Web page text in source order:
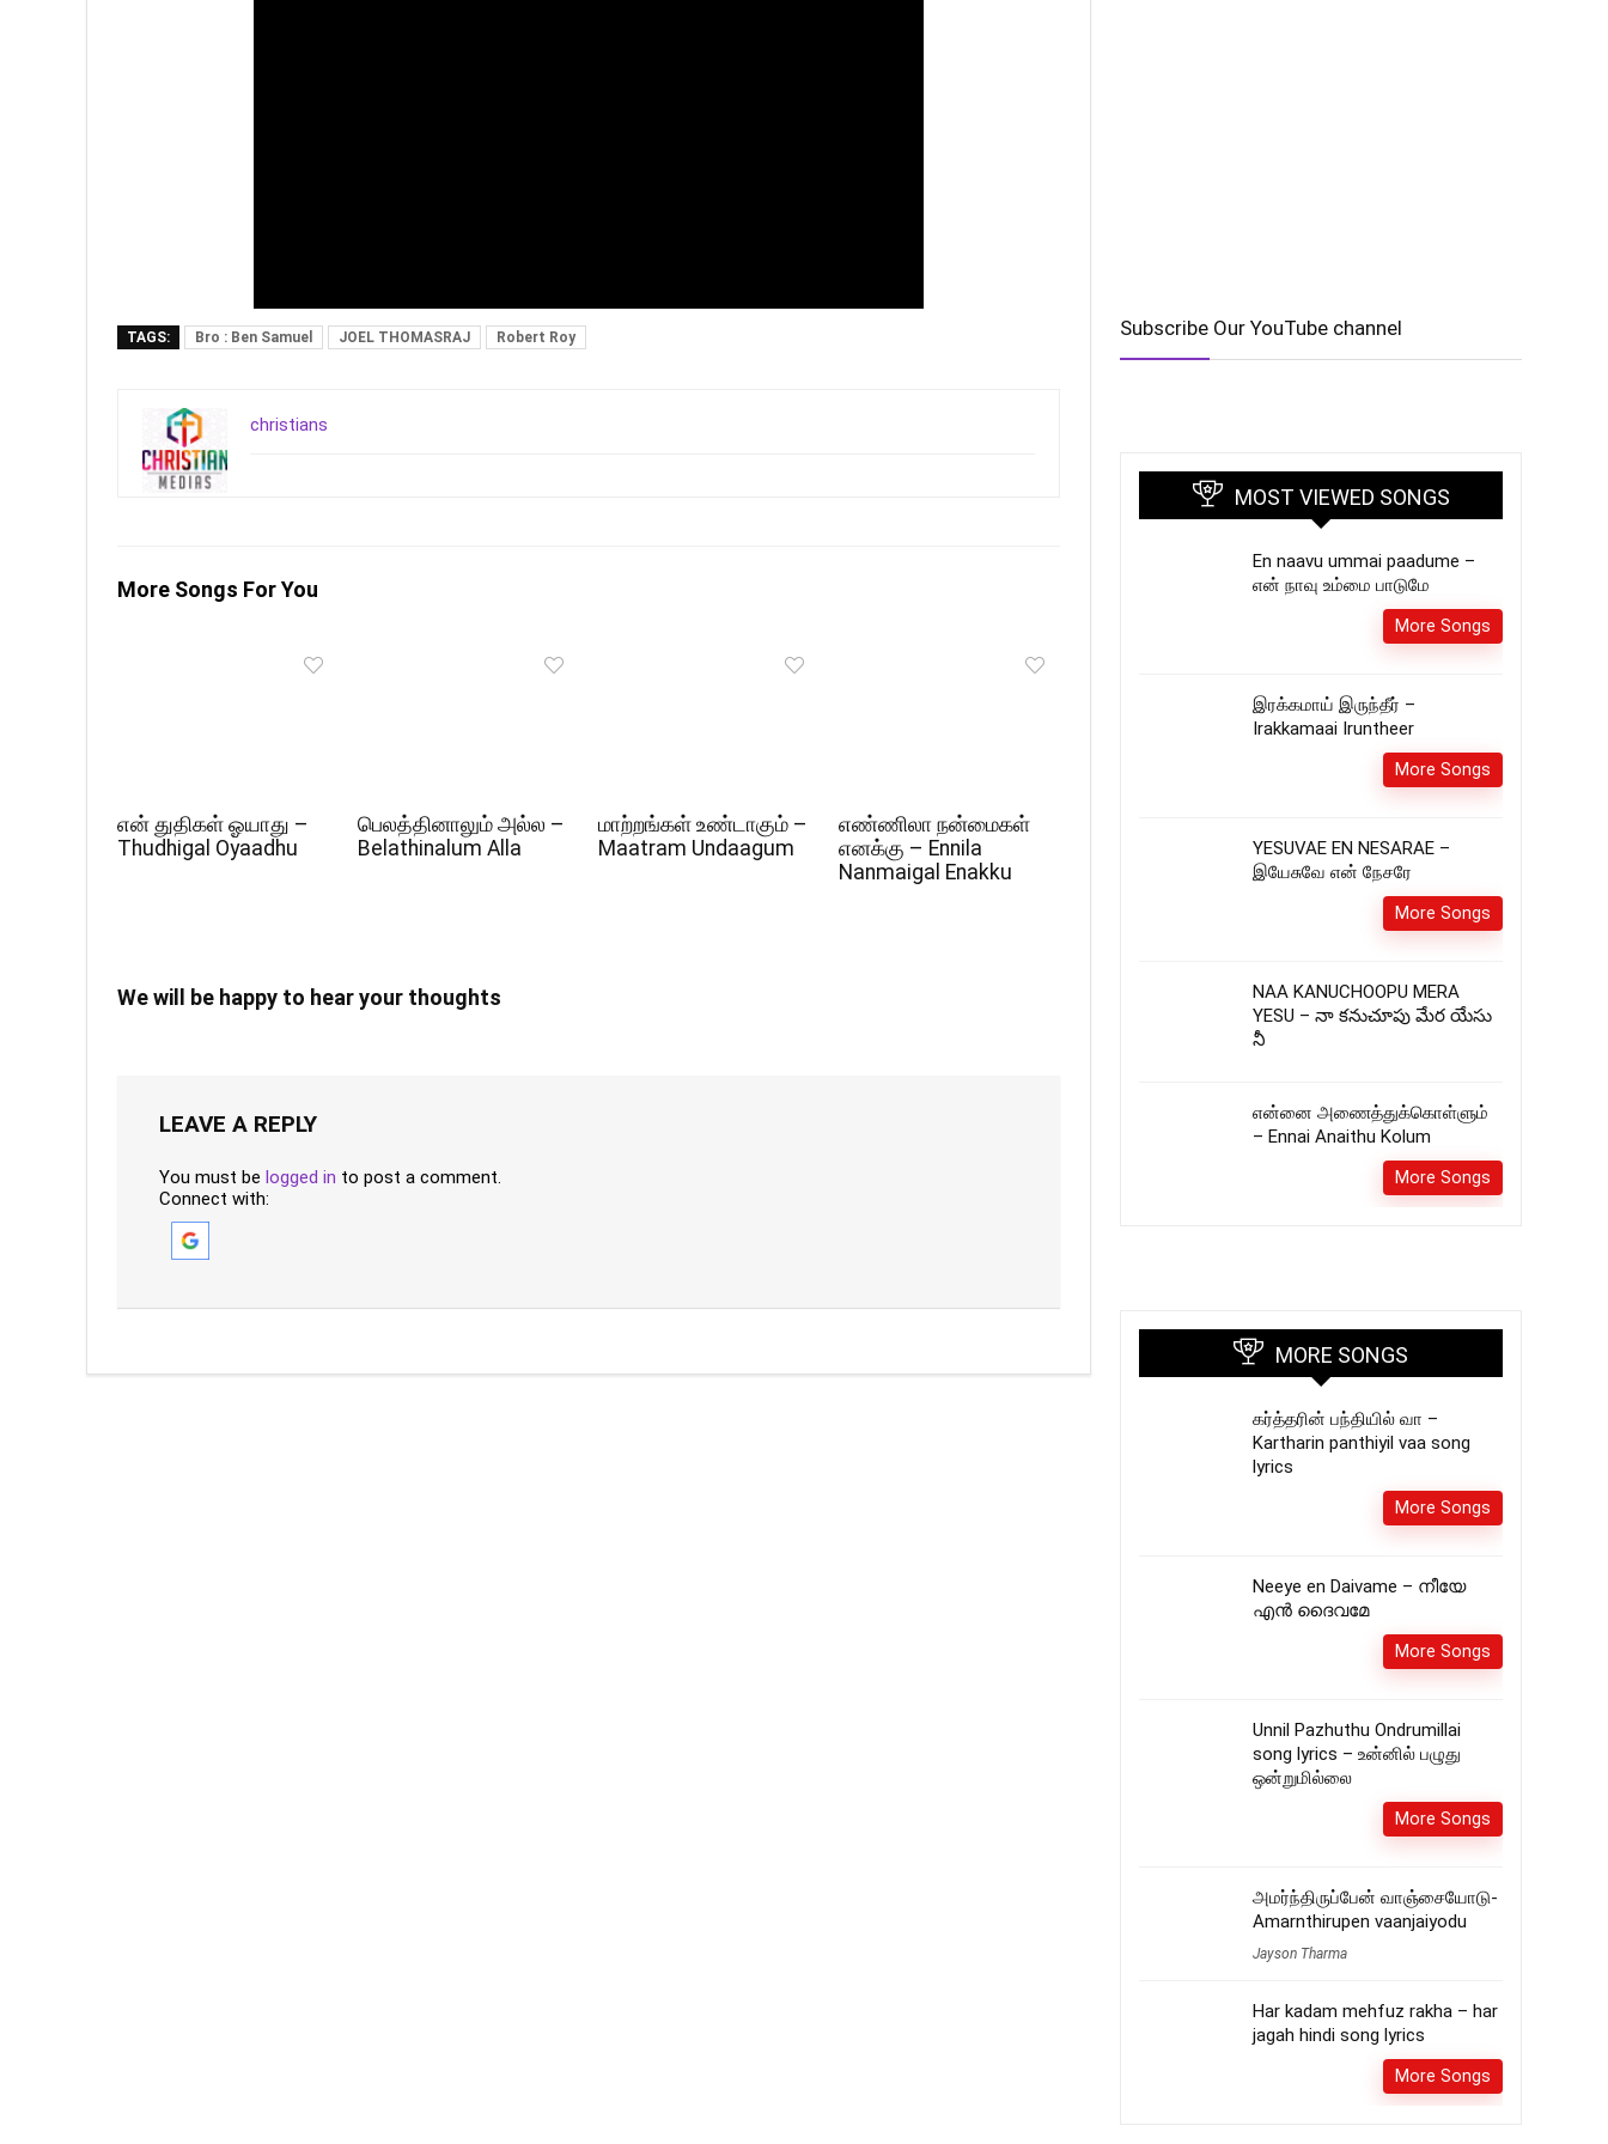
TAGS: Bro : Ben Samuel JOEL THOMASRAJ Robert Roy
christians
More Songs For You
என் துதிகள் ஓயாது –
Thudhigal Oyaadhu
பெலத்தினாலும் அல்ல –
Belathinalum Alla
மாற்றங்கள் உண்டாகும் –
Maatram Undaagum
எண்ணிலா நன்மைகள்
எனக்கு – Ennila
Nanmaigal Enakku
We will be happy to hear your thoughts
LEAVE A REPLY
You must be logged in to post a comment.
Connect with:
Subscribe Our YouTube channel
MOST VIEWED SONGS
En naavu ummai paadume –
என் நாவு உம்மை பாடுமே
More Songs
இரக்கமாய் இருந்தீர் –
Irakkamaai Iruntheer
More Songs
YESUVAE EN NESARAE –
இயேசுவே என் நேசரே
More Songs
NAA KANUCHOOPU MERA
YESU – నా కనుచూపు మేర యేసు
నీ
என்னை அணைத்துக்கொள்ளும்
– Εnnai Αnaithu Kolum
More Songs
MORE SONGS
கர்த்தரின் பந்தியில் வா –
Kartharin panthiyil vaa song
lyrics
More Songs
Neeye en Daivame – നീയേ
എൻ ദൈവമേ
More Songs
Unnil Pazhuthu Ondrumillai
song lyrics – உன்னில் பழுது
ஒன்றுமில்லை
More Songs
அமர்ந்திருப்பேன் வாஞ்சையோடு-
Amarnthirupen vaanjaiyodu
Jayson Tharma
Har kadam mehfuz rakha – har
jagah hindi song lyrics
More Songs